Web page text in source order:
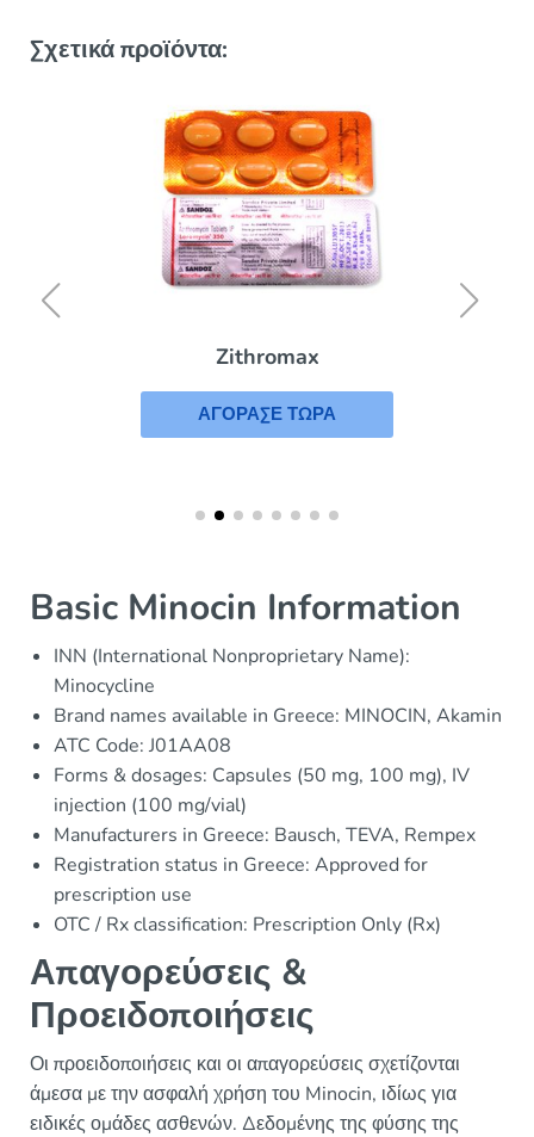
Σχετικά προϊόντα:
Zithromax
ΑΓΟΡΑΣΕ ΤΩΡΑ
Basic Minocin Information
INN (International Nonproprietary Name):
Minocycline
Brand names available in Greece: MINOCIN, Akamin
ATC Code: J01AA08
Forms & dosages: Capsules (50 mg, 100 mg), IV
injection (100 mg/vial)
Manufacturers in Greece: Bausch, TEVA, Rempex
Registration status in Greece: Approved for
prescription use
OTC / Rx classification: Prescription Only (Rx)
Απαγορεύσεις &
Προειδοποιήσεις
Οι προειδοποιήσεις και οι απαγορεύσεις σχετίζονται
άμεσα με την ασφαλή χρήση του Minocin, ιδίως για
ειδικές ομάδες ασθενών. Δεδομένης της φύσης της